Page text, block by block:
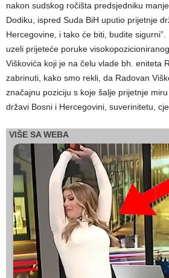
nakon sudskog ročišta predsjedniku
Dodiku, ispred Suda BiH uputio prijetnje
Hercegovine, i tako će biti, budite
uzeli prijeteće poruke
Viškovića koji je na čelu vlade bh. eniteta
zabrinuti, kako smo rekli, da Radovan
značajnu poziciju s koje šalje prijetnje
državi Bosni i Hercegovini, suverinitetu,